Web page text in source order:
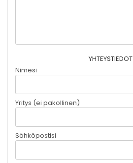
YHTEYSTIEDOT
Nimesi
Yritys (ei pakollinen)
Sähköpostisi